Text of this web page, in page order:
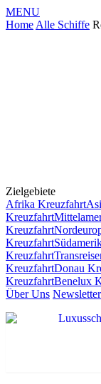
MENU
Home Alle Schiffe
Zielgebiete
Afrika Kreuzfahrt
Kreuzfahrt
Kreuzfahrt
Kreuzfahrt
Kreuzfahrt
KreuzfahrtDonau
KreuzfahrtBenelux
Über Uns Newsletter